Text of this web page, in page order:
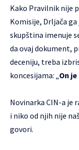
Kako Pravilnik nije
Komisije, Drljača
skupština imenuje
da ovaj dokument,
deceniju, treba
koncesijama: „ On
Novinarka CIN-a je
i niko od njih nije
govori.